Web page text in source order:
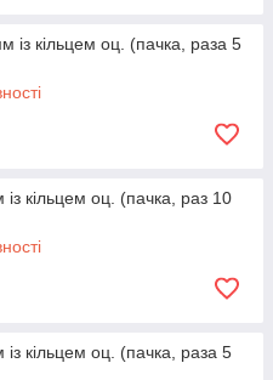
із кільцем оц. (пачка, раза 5
кільцем оц. (пачка, раз 10
кільцем оц. (пачка, раза 5